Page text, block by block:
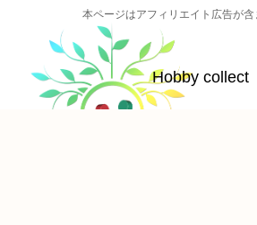
本ページはアフィリエイト広告が含
Hobby collect